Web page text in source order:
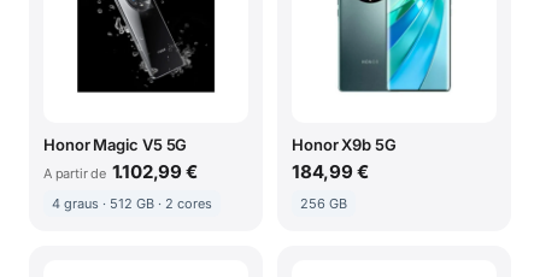
Honor Magic V5 5G
A partir de 1.102,99 €
4 graus · 512 GB · 2 cores
Honor X9b 5G
184,99 €
256 GB